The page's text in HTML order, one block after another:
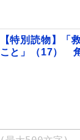
【特別読物】「
こと」（17）